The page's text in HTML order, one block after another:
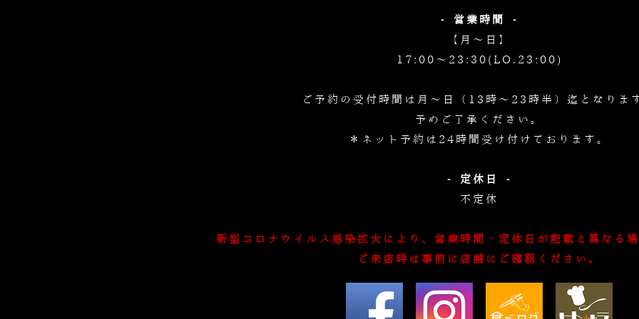
- 営業時間 -
【月～日】
17:00～23:30(LO.23:00)
ご予約の受付時間は月～日（13時～23時半）迄となりま
予めご了承ください。
＊ネット予約は24時間受け付けております。
- 定休日 -
不定休
新型コロナウイルス感染拡大により、営業時間・定休日が記載と異なる
ご来店時は事前に店舗にご確認ください。